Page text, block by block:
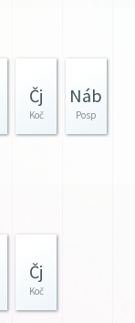
Čj
Koč
Náb
Posp
Čj
Koč